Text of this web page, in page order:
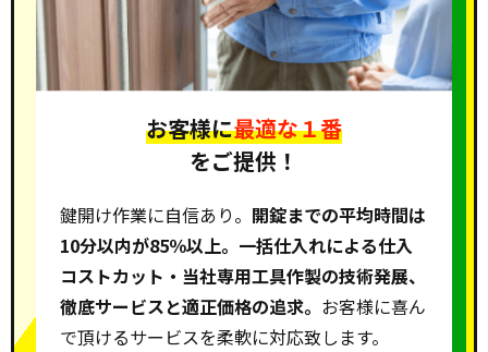
お客様に最適な１番
をご提供！
鍵開け作業に自信あり。 開錠までの平均時間は
10分以内が85％以上。一括仕入れによる仕入
コストカット・当社専用工具作製の技術発展、
徹底サービスと適正価格の追求。 お客様に喜ん
で頂けるサービスを柔軟に対応致します。